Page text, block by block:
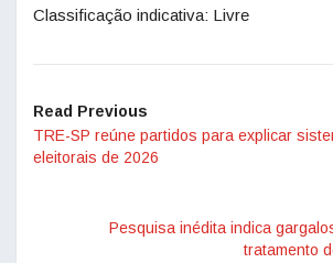
Classificação indicativa: Livre
Read Previous
TRE-SP reúne partidos para explicar
eleitorais de 2026
Pesquisa inédita indica
tratamento